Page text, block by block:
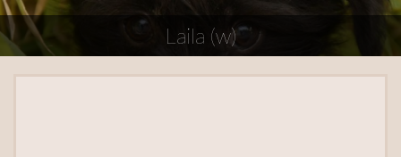
Laila (w)